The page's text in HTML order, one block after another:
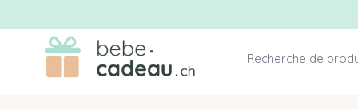
Allez au contenu